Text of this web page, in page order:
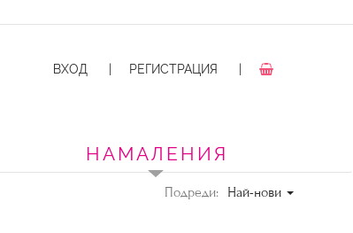
ВХОД РЕГИСТРАЦИЯ
НАМАЛЕНИЯ
Подреди: Най-нови